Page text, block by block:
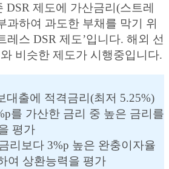
DSR 제도에 가산금리(스트레
과하여 과도한 부채를 막기 위
레스 DSR 제도’입니다. 해외 선
비슷한 제도가 시행중입니다.
출에 적격금리(최저 5.25%)
를 가산한 금리 중 높은 금리를
평가
리보다 3%p 높은 완충이자율
여 상환능력을 평가